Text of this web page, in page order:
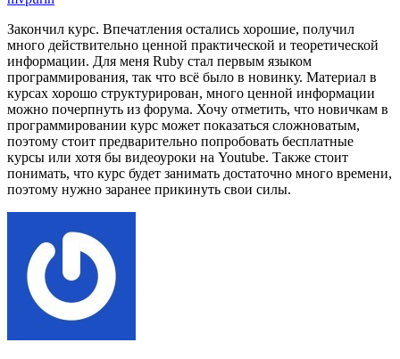
Закончил курс. Впечатления остались хорошие, получил
много действительно ценной практической и теоретической
информации. Для меня Ruby стал первым языком
программирования, так что всё было в новинку. Материал в
курсах хорошо структурирован, много ценной информации
можно почерпнуть из форума. Хочу отметить, что новичкам в
программировании курс может показаться сложноватым,
поэтому стоит предварительно попробовать бесплатные
курсы или хотя бы видеоуроки на Youtube. Также стоит
понимать, что курс будет занимать достаточно много времени,
поэтому нужно заранее прикинуть свои силы.